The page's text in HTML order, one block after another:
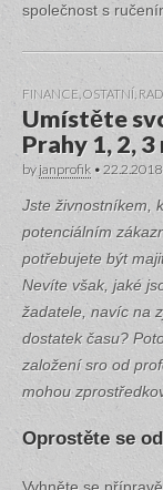
společnost s
FINANCE OSTATNÍ
Umístěte
Prahy 1, 2, 3
by janprofik • 22.2.2018
Jste živnostníkem,
potenciálním
potřebujete být
Nevíte však, jaké
žadatele, navíc na
dostatek času?
založení sro od
mohou
Oprostěte se
Vyhněte se